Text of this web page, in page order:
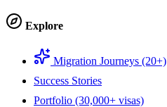
Explore
Migration Journeys (20+)
Success Stories
Portfolio (30,000+ visas)